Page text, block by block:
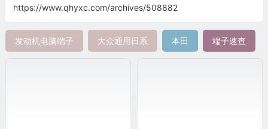
https://www.qhyxc.com/archives/508882
发动机电脑端子 大众通用日系 本田 端子速查